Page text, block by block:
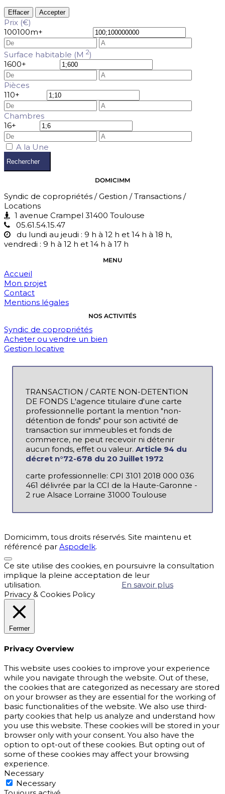
Effacer Accepter
Prix (€)
100100m+
Surface habitable (M 2)
1600+
Pièces
110+
Chambres
16+
A la Une
Rechercher
DOMICIMM
Syndic de copropriétés / Gestion / Transactions /
Locations
1 avenue Crampel 31400 Toulouse
05.61.54.15.47
du lundi au jeudi : 9 h à 12 h et 14 h à 18 h,
vendredi : 9 h à 12 h et 14 h à 17 h
MENU
Accueil
Mon projet
Contact
Mentions légales
NOS ACTIVITÉS
Syndic de copropriétés
Acheter ou vendre un bien
Gestion locative
TRANSACTION / CARTE NON-DETENTION
DE FONDS L'agence titulaire d'une carte
professionnelle portant la mention "non-
détention de fonds" pour son activité de
transaction sur immeubles et fonds de
commerce, ne peut recevoir ni détenir
aucun fonds, effet ou valeur. Article 94 du
décret n°72-678 du 20 Juillet 1972
carte professionnelle: CPI 3101 2018 000 036
461 délivrée par la CCI de la Haute-Garonne -
2 rue Alsace Lorraine 31000 Toulouse
Domicimm, tous droits réservés. Site maintenu et
référencé par Aspodelk.
Ce site utilise des cookies, en poursuivre la consultation
implique la pleine acceptation de leur
utilisation.
En savoir plus
Privacy & Cookies Policy
Fermer
Privacy Overview
This website uses cookies to improve your experience
while you navigate through the website. Out of these,
the cookies that are categorized as necessary are stored
on your browser as they are essential for the working of
basic functionalities of the website. We also use third-
party cookies that help us analyze and understand how
you use this website. These cookies will be stored in your
browser only with your consent. You also have the
option to opt-out of these cookies. But opting out of
some of these cookies may affect your browsing
experience.
Necessary
Necessary